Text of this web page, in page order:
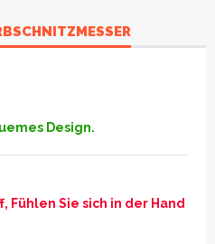
Design.
Fühlen Sie sich in der Hand